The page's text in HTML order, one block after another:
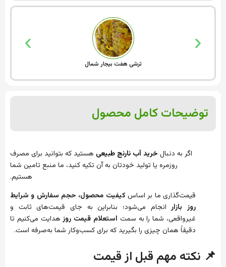
ترشی هفت بیجار شمال
توضیحات کامل محصول
اگر به دنبال خرید آب نارنج طبیعی هستید که بتوانید برای مصرف
روزمره یا تولید خودتان به آن تکیه کنید، ما منبع تامین شما
هستیم.
قیمت‌گذاری ما بر اساس کیفیت محصول، حجم سفارش و شرایط
روز بازارانجام می‌شود؛ بنابراین به جای قیمت‌های ثابت و
غیرواقعی، شما را به سمت استعلام قیمت روزهدایت می‌کنیم تا
دقیقاً همان چیزی را بگیرید که برای کسب‌وکار شما به‌صرفه است.
📌 نکته مهم قبل از قیمت